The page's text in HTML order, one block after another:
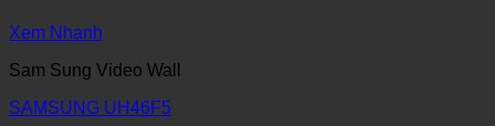
Xem Nhanh
Sam Sung Video Wall
SAMSUNG UH46F5